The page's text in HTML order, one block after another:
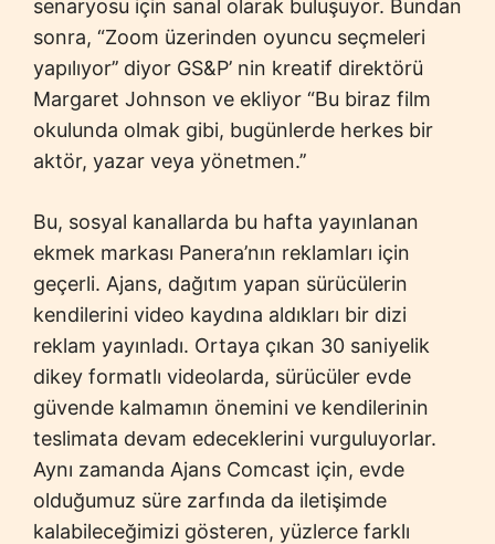
senaryosu için sanal olarak buluşuyor. Bundan
sonra, “Zoom üzerinden oyuncu seçmeleri
yapılıyor’’ diyor GS&P’ nin kreatif direktörü
Margaret Johnson ve ekliyor “Bu biraz film
okulunda olmak gibi, bugünlerde herkes bir
aktör, yazar veya yönetmen.’’
Bu, sosyal kanallarda bu hafta yayınlanan
ekmek markası Panera’nın reklamları için
geçerli. Ajans, dağıtım yapan sürücülerin
kendilerini video kaydına aldıkları bir dizi
reklam yayınladı. Ortaya çıkan 30 saniyelik
dikey formatlı videolarda, sürücüler evde
güvende kalmamın önemini ve kendilerinin
teslimata devam edeceklerini vurguluyorlar.
Aynı zamanda Ajans Comcast için, evde
olduğumuz süre zarfında da iletişimde
kalabileceğimizi gösteren, yüzlerce farklı